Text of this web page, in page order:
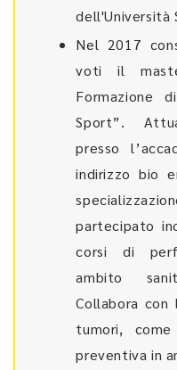
dell'Università
Nel 2017
voti il
Formazione
Sport”.
presso
indirizzo bio
partecipato
corsi di
ambito
Collabora
tumori,
preventiva in